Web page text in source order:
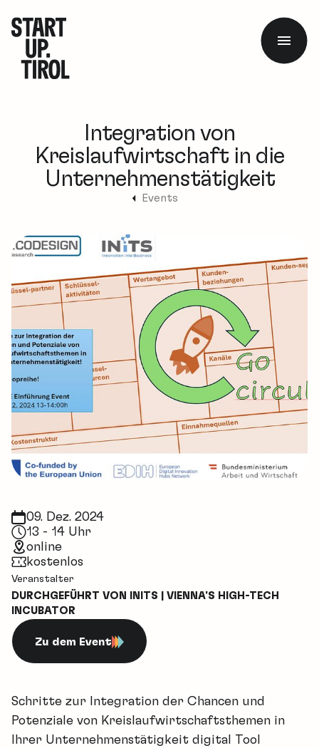
Integration von
Kreislaufwirtschaft in die
Unternehmenstätigkeit
Events
Schritte zur Integration der Chancen und
Potenziale von Kreislaufwirtschaftsthemen in
Ihrer Unternehmenstätigkeit digital Tool
Zu dem Event
09. Dez. 2024
13 - 14 Uhr
online
kostenlos
Veranstalter
DURCHGEFÜHRT VON INITS | VIENNA'S HIGH-TECH
INCUBATOR